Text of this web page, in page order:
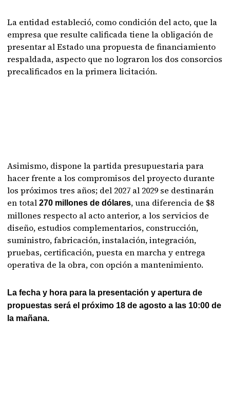
La entidad estableció, como condición del acto, que la
empresa que resulte calificada tiene la obligación de
presentar al Estado una propuesta de financiamiento
respaldada, aspecto que no lograron los dos consorcios
precalificados en la primera licitación.
Asimismo, dispone la partida presupuestaria para
hacer frente a los compromisos del proyecto durante
los próximos tres años; del 2027 al 2029 se destinarán
en total 270 millones de dólares, una diferencia de $8
millones respecto al acto anterior, a los servicios de
diseño, estudios complementarios, construcción,
suministro, fabricación, instalación, integración,
pruebas, certificación, puesta en marcha y entrega
operativa de la obra, con opción a mantenimiento.
La fecha y hora para la presentación y apertura de
propuestas será el próximo 18 de agosto a las 10:00 de
la mañana.